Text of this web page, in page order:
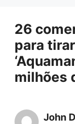
26
para
milhões
John